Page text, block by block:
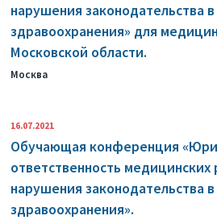
нарушения законодательства
здравоохранения» для
Московской области.
Москва
16.07.2021
Обучающая конференция
ответственность медицинских
нарушения законодательства
здравоохранения».